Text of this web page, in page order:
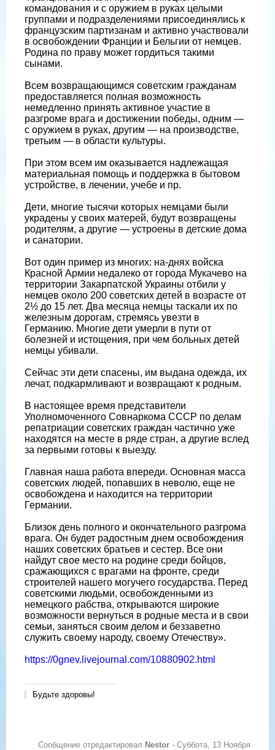
командования и с оружием в руках целыми
группами и подразделениями присоединялись к
французским партизанам и активно участвовали
в освобождении Франции и Бельгии от немцев.
Родина по праву может гордиться такими
сынами.
Всем возвращающимся советским гражданам
предоставляется полная возможность
немедленно принять активное участие в
разгроме врага и достижении победы, одним —
с оружием в руках, другим — на производстве,
третьим — в области культуры.
При этом всем им оказывается надлежащая
материальная помощь и поддержка в бытовом
устройстве, в лечении, учебе и пр.
Дети, многие тысячи которых немцами были
украдены у своих матерей, будут возвращены
родителям, а другие — устроены в детские дома
и санатории.
Вот один пример из многих: на-днях войска
Красной Армии недалеко от города Мукачево на
территории Закарпатской Украины отбили у
немцев около 200 советских детей в возрасте от
2½ до 15 лет. Два месяца немцы таскали их по
железным дорогам, стремясь увезти в
Германию. Многие дети умерли в пути от
болезней и истощения, при чем больных детей
немцы убивали.
Сейчас эти дети спасены, им выдана одежда, их
лечат, подкармливают и возвращают к родным.
В настоящее время представители
Уполномоченного Совнаркома СССР по делам
репатриации советских граждан частично уже
находятся на месте в ряде стран, а другие вслед
за первыми готовы к выезду.
Главная наша работа впереди. Основная масса
советских людей, попавших в неволю, еще не
освобождена и находится на территории
Германии.
Близок день полного и окончательного разгрома
врага. Он будет радостным днем освобождения
наших советских братьев и сестер. Все они
найдут свое место на родине среди бойцов,
сражающихся с врагами на фронте, среди
строителей нашего могучего государства. Перед
советскими людьми, освобожденными из
немецкого рабства, открываются широкие
возможности вернуться в родные места и в свои
семьи, заняться своим делом и беззаветно
служить своему народу, своему Отечеству».
https://0gnev.livejournal.com/10880902.html
Будьте здоровы!
Сообщение отредактировал Nestor - Суббота, 13 Ноября